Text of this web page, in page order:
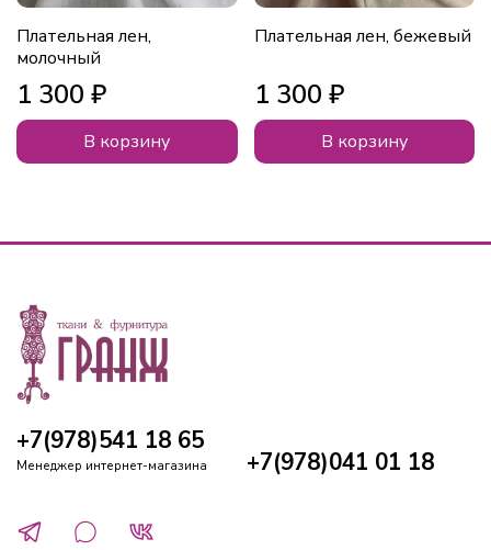
Плательная лен,
молочный
1 300 ₽
В корзину
Плательная лен, бежевый
1 300 ₽
В корзину
+7(978)541 18 65
Менеджер интернет-магазина +7(978)041 01 18